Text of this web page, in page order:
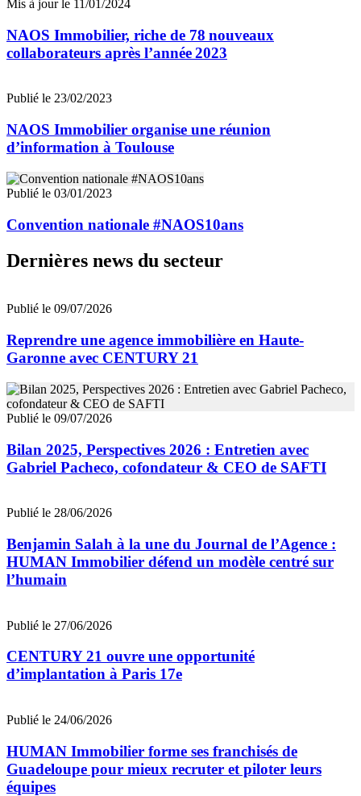
Mis à jour le 11/01/2024
NAOS Immobilier, riche de 78 nouveaux
collaborateurs après l’année 2023
Publié le 23/02/2023
NAOS Immobilier organise une réunion
d’information à Toulouse
Publié le 03/01/2023
Convention nationale #NAOS10ans
Dernières news du secteur
Publié le 09/07/2026
Reprendre une agence immobilière en Haute-
Garonne avec CENTURY 21
Publié le 09/07/2026
Bilan 2025, Perspectives 2026 : Entretien avec
Gabriel Pacheco, cofondateur & CEO de SAFTI
Publié le 28/06/2026
Benjamin Salah à la une du Journal de l’Agence :
HUMAN Immobilier défend un modèle centré sur
l’humain
Publié le 27/06/2026
CENTURY 21 ouvre une opportunité
d’implantation à Paris 17e
Publié le 24/06/2026
HUMAN Immobilier forme ses franchisés de
Guadeloupe pour mieux recruter et piloter leurs
équipes